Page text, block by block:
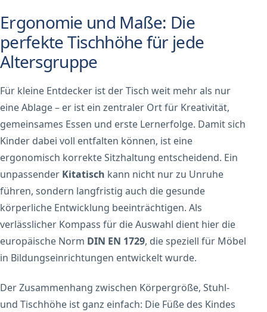
Ergonomie und Maße: Die
perfekte Tischhöhe für jede
Altersgruppe
Für kleine Entdecker ist der Tisch weit mehr als nur
eine Ablage – er ist ein zentraler Ort für Kreativität,
gemeinsames Essen und erste Lernerfolge. Damit sich
Kinder dabei voll entfalten können, ist eine
ergonomisch korrekte Sitzhaltung entscheidend. Ein
unpassender Kitatisch kann nicht nur zu Unruhe
führen, sondern langfristig auch die gesunde
körperliche Entwicklung beeinträchtigen. Als
verlässlicher Kompass für die Auswahl dient hier die
europäische Norm DIN EN 1729, die speziell für Möbel
in Bildungseinrichtungen entwickelt wurde.
Der Zusammenhang zwischen Körpergröße, Stuhl-
und Tischhöhe ist ganz einfach: Die Füße des Kindes